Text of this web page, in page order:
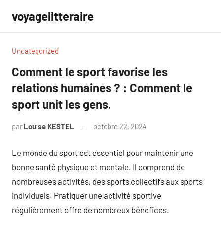
contenu
voyagelitteraire
Uncategorized
Comment le sport favorise les
relations humaines ? : Comment le
sport unit les gens.
par Louise KESTEL octobre 22, 2024
Le monde du sport est essentiel pour maintenir une
bonne santé physique et mentale. Il comprend de
nombreuses activités, des sports collectifs aux sports
individuels. Pratiquer une activité sportive
régulièrement offre de nombreux bénéfices.